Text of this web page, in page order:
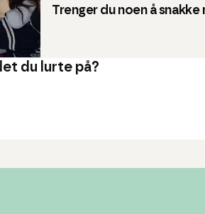
Trenger du noen å snakke
du lurte på?